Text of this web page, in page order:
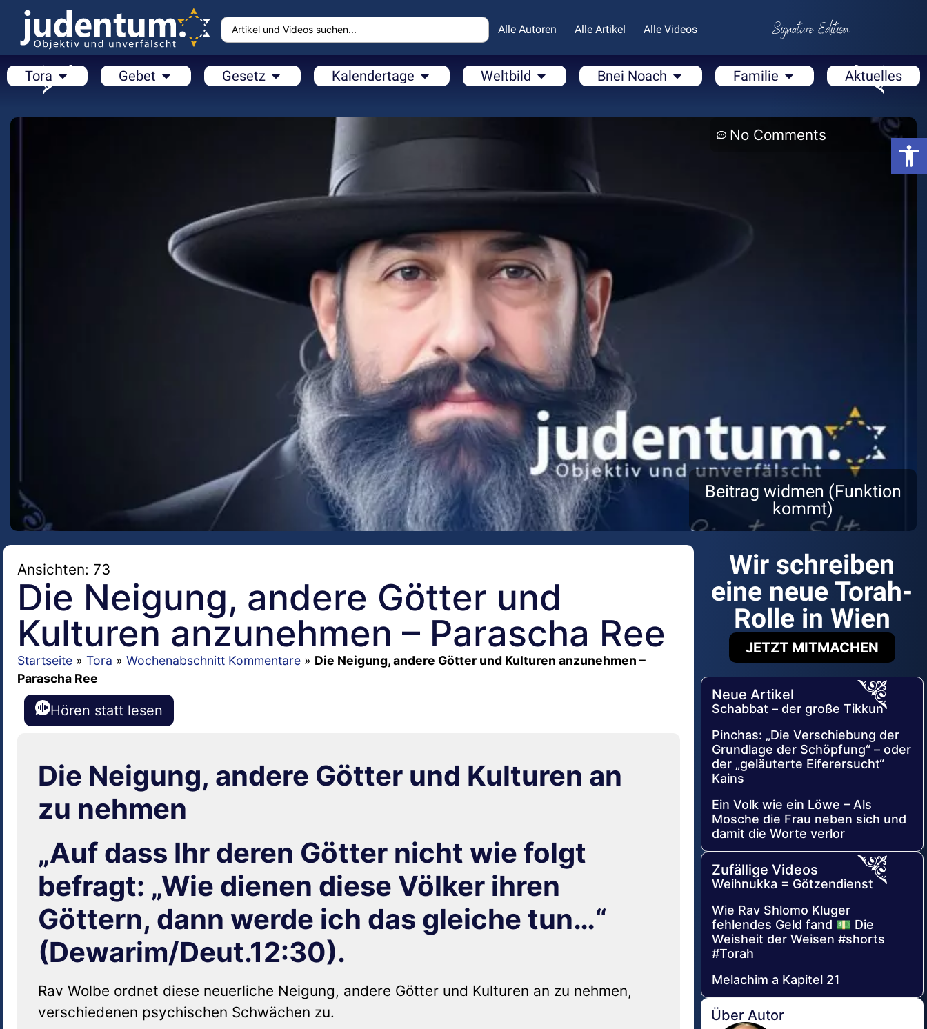
Alle Autoren Alle Artikel Alle Videos
Tora Gebet Gesetz Kalendertage Weltbild Bnei Noach Familie Aktuelles
No Comments
Beitrag widmen (Funktion
kommt)
Ansichten: 73
Die Neigung, andere Götter und
Kulturen anzunehmen – Parascha Ree
Startseite » Tora » Wochenabschnitt Kommentare » Die Neigung, andere Götter und Kulturen anzunehmen –
Parascha Ree
Hören statt lesen
Die Neigung, andere Götter und Kulturen an
zu nehmen
„Auf dass Ihr deren Götter nicht wie folgt
befragt: „Wie dienen diese Völker ihren
Göttern, dann werde ich das gleiche tun…“
(Dewarim/Deut.12:30).
Rav Wolbe ordnet diese neuerliche Neigung, andere Götter und Kulturen an zu nehmen,
verschiedenen psychischen Schwächen zu.
Wir schreiben
eine neue Torah-
Rolle in Wien
JETZT MITMACHEN
Neue Artikel
Schabbat – der große Tikkun
Pinchas: „Die Verschiebung der
Grundlage der Schöpfung“ – oder
der „geläuterte Eiferersucht“
Kains
Ein Volk wie ein Löwe – Als
Mosche die Frau neben sich und
damit die Worte verlor
Zufällige Videos
Weihnukka = Götzendienst
Wie Rav Shlomo Kluger
fehlendes Geld fand 💵 Die
Weisheit der Weisen #shorts
#Torah
Melachim a Kapitel 21
Über Autor